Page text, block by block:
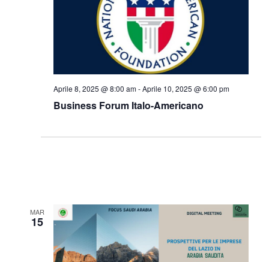
Business Forum Italo-Americano
Aprile 8, 2025 @ 8:00 am-Aprile 10, 2025 @ 6:00 pm
MAR
15